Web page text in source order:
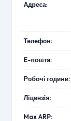
Адреса:
Телефон:
E-пошта:
Робочі години:
Ліцензія:
Max ARP: